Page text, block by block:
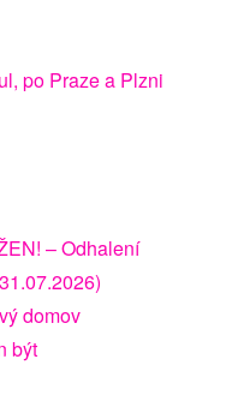
po Praze a Plzni
– Odhalení
domov
být